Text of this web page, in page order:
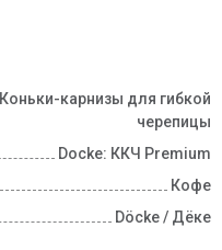
Коньки-карнизы для гибкой
черепицы
Docke: ККЧ Premium
Кофе
Döcke / Дёке